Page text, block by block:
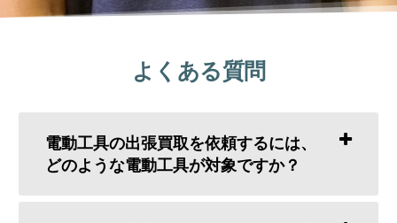
よくある質問
電動工具の出張買取を依頼するには、
どのような電動工具が対象ですか？